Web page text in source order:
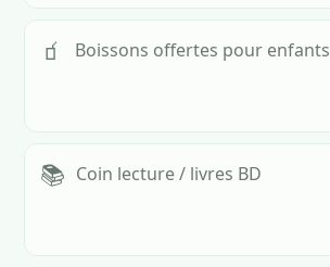
🧃 Boissons offertes pour enfants
📚 Coin lecture / livres BD